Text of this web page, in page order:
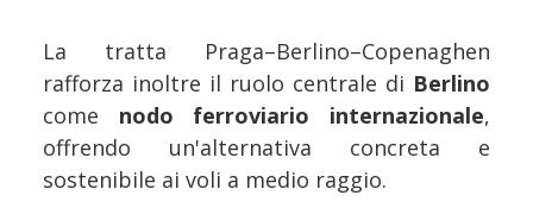
La tratta Praga–Berlino–Copenaghen
rafforza inoltre il ruolo centrale di Berlino
come nodo ferroviario internazionale,
offrendo un'alternativa concreta e
sostenibile ai voli a medio raggio.